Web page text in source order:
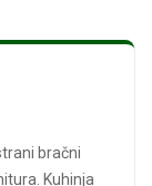
bračni
Kuhinja